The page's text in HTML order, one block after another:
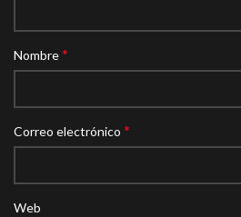
Nombre*
Correo electrónico *
Web